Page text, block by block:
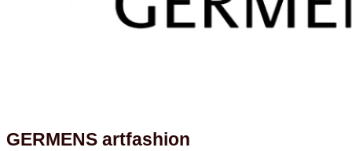
GERMENS artfashion